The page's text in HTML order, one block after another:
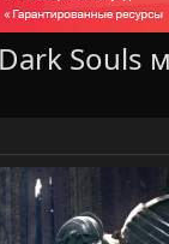
Souls